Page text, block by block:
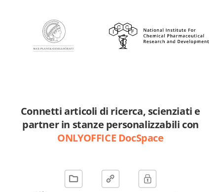
Connetti articoli di ricerca, scienziati e
partner in stanze personalizzabili con
ONLYOFFICE DocSpace